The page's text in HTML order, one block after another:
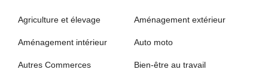
Agriculture et élevage Aménagement extérieur
Aménagement intérieur Auto moto
Autres Commerces Bien-être au travail